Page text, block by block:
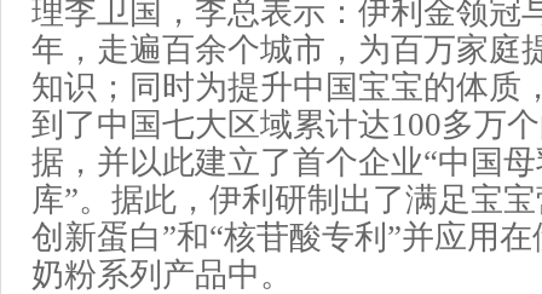
理李卫国 ， 李总表示 ：伊利金领冠
年 ，走遍百余个城市，为百万家庭
知识；同时为提升中国宝宝的体质
到了中国七大区域累计达100多万
据，并以此建立了首个企业“中国
库”。据此，伊利研制出了满足宝
创新蛋白”和“核苷酸专利”并应用
奶粉系列产品中。